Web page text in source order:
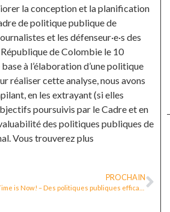
la conception et la planification
de politique publique de
et les défenseur·e·s des
de Colombie le 10
à l’élaboration d’une politique
réaliser cette analyse, nous avons
en les extrayant (si elles
poursuivis par le Cadre et en
des politiques publiques de
Vous trouverez plus
PROCHAIN